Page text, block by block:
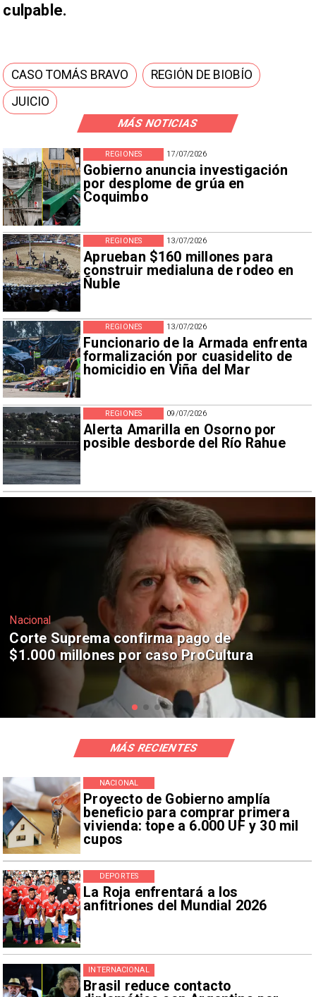
MÁS NOTICIAS
17/07/2026
Gobierno anuncia investigación
por desplome de grúa en
Coquimbo
REGIONES
13/07/2026
Aprueban $160 millones para
construir medialuna de rodeo en
Ñuble
REGIONES
13/07/2026
Funcionario de la Armada enfrenta
formalización por cuasidelito de
homicidio en Viña del Mar
REGIONES
09/07/2026
Alerta Amarilla en Osorno por
posible desborde del Río Rahue
REGIONES
culpable.
CASO TOMÁS BRAVO
REGIÓN DE BIOBÍO
JUICIO
Nacional
Codelco suspende construcción de
Andes Norte en El Teniente por
riesgos sísmicos
Proyecto de Gobierno amplía
beneficio para comprar primera
vivienda: tope a 6.000 UF y 30 mil
cupos
NACIONAL
La Roja enfrentará a los
anfitriones del Mundial 2026
DEPORTES
Brasil reduce contacto
INTERNACIONAL
MÁS RECIENTES